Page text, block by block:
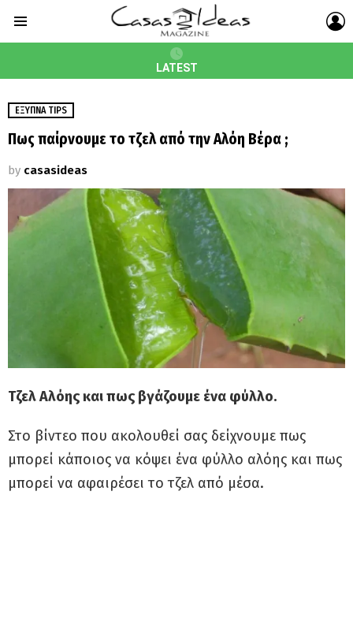
LATEST
ΈΞΥΠΝΑ TIPS
Πως παίρνουμε το τζελ από την Αλόη Βέρα ;
by casasideas
Τζελ Αλόης και πως βγάζουμε ένα φύλλο.
Στο βίντεο που ακολουθεί σας δείχνουμε πως
μπορεί κάποιος να κόψει ένα φύλλο αλόης και πως
μπορεί να αφαιρέσει το τζελ από μέσα.